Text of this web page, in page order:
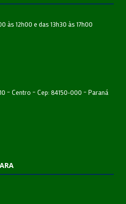
às 12h00 e das 13h30 às 17h00
– Centro – Cep: 84150-000 – Paraná